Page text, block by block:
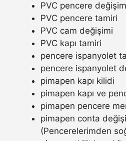
PVC pencere
PVC pencere tamiri
PVC cam değişimi
PVC kapı tamiri
pencere ispanyolet
pencere ispanyolet
pimapen kapı kilidi
pimapen kapı ve
pimapen pencere
pimapen conta
(Pencerelerimden